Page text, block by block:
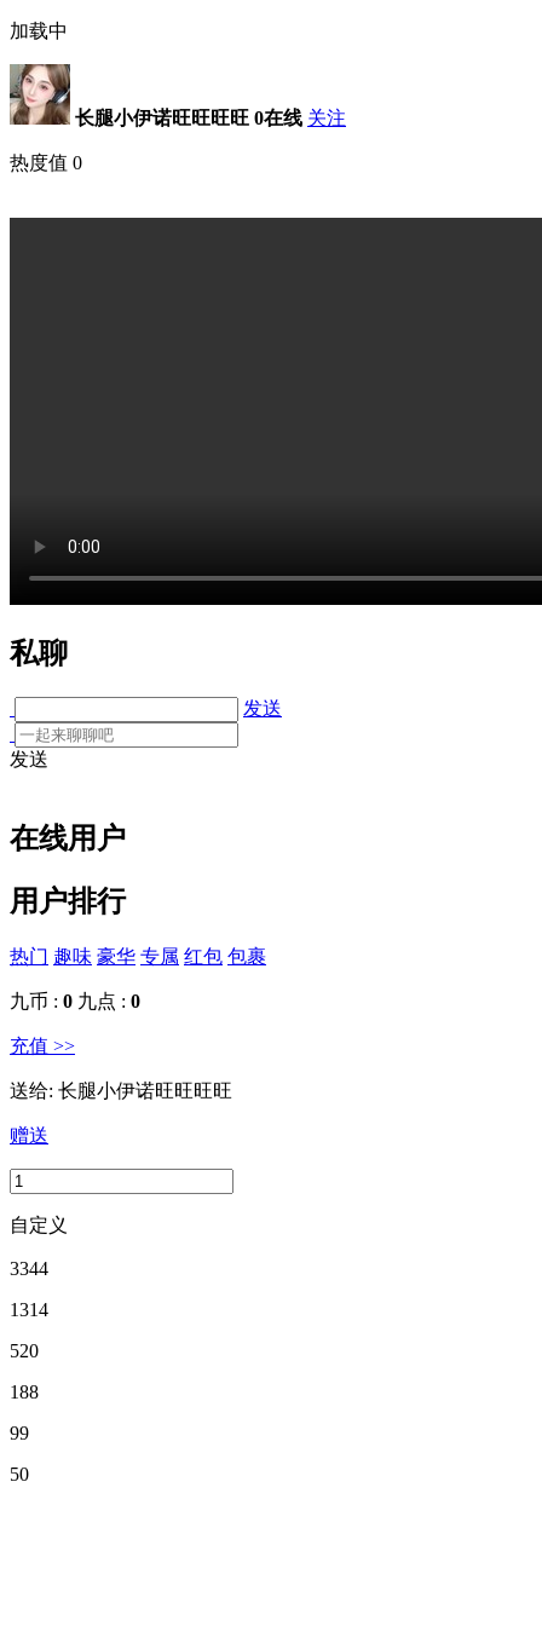
加载中
长腿小伊诺旺旺旺旺 0在线 关注
热度值 0
私聊
发送
发送
在线用户
用户排行
热门 趣味 豪华 专属 红包 包裹
九币 : 0 九点 : 0
充值 >>
送给: 长腿小伊诺旺旺旺旺
赠送
自定义
3344
1314
520
188
99
50